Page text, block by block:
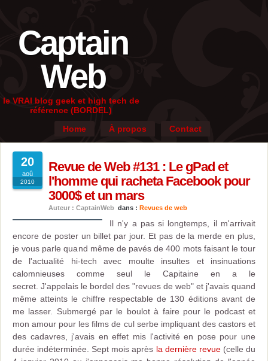
Captain
Web
le VRAI blog geek et high tech de
référence (BORDEL)
Home
À propos Contact
20
aoû
2010
Revue de Web #131 : Le gPad et
l'homme qui racheta Facebook pour
3000$ et un mars
Auteur : CaptainWeb dans : Revues de web
Il n'y a pas si longtemps, il m'arrivait
encore de poster un billet par jour. Et pas de la merde en plus,
je vous parle quand même de pavés de 400 mots faisant le tour
de l'actualité hi-tech avec moulte insultes et insinuations
calomnieuses comme seul le Capitaine en a le
secret. J'appelais le bordel des "revues de web" et j'avais quand
même atteints le chiffre respectable de 130 éditions avant de
me lasser. Submergé par le boulot à faire pour le podcast et
mon amour pour les films de cul serbe impliquant des castors et
des cadavres, j'avais en effet mis l'activité en pose pour une
durée indéterminée. Sept mois après la dernière revue(celle du